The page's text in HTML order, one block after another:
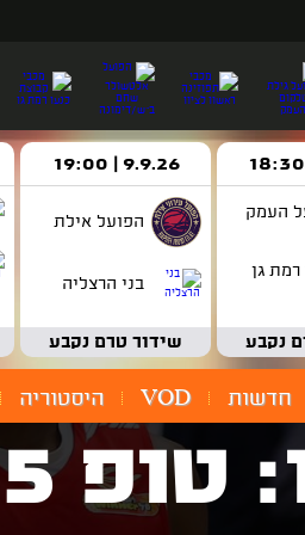
העמק
רמת גן
נקבע
9.9.26 | 19:00
הפועל אילת
בני הרצליה
שידור טרם נקבע
חדשות VOD היסטוריה